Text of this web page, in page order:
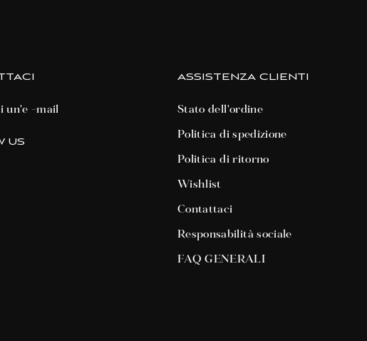
un'e -mail
US
ASSISTENZA CLIENTI
Stato dell'ordine
Politica di spedizione
Politica di ritorno
Wishlist
Contattaci
Responsabilità sociale
FAQ GENERALI